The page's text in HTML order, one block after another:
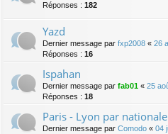
Réponses : 182
Yazd
Dernier message par fxp2008 « 26
Réponses : 16
Ispahan
Dernier message par fab01 « 25
Réponses : 18
Paris - Lyon par
Dernier message par Comodo « 04